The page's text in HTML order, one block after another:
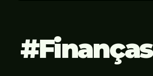
Finanças